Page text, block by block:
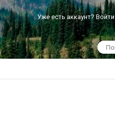
Уже есть аккаунт? Войти